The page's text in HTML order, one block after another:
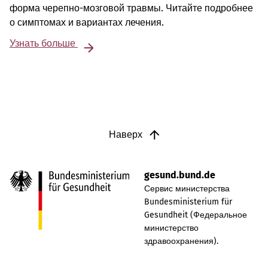
форма черепно-мозговой травмы. Читайте подробнее
о симптомах и вариантах лечения.
Узнать больше
Наверх
gesund.bund.de
Сервис министерства
Bundesministerium für
Gesundheit (Федеральное
министерство
здравоохранения).